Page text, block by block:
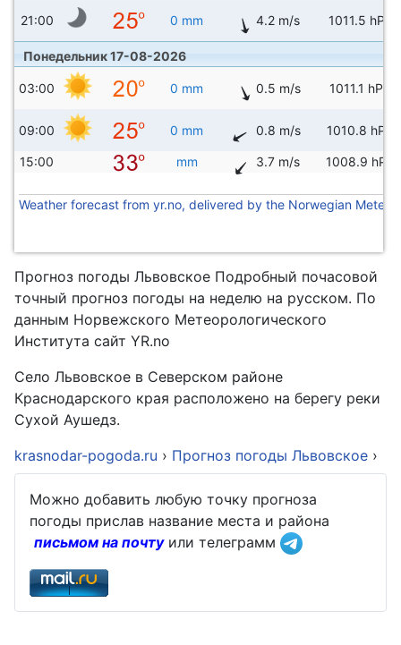
21:00 0 mm 4.2 m/s 1011.5 hPa
Понедельник 17-08-2026
03:00 0 mm 0.5 m/s 1011.1 hPa
09:00 0 mm 0.8 m/s 1010.8 hPa
15:00 mm 3.7 m/s 1008.9 hPa
Weather forecast from yr.no, delivered by the Norwegian
Прогноз погоды Львовское Подробный почасовой
точный прогноз погоды на неделю на русском. По
данным Норвежского Метеорологического
Института сайт YR.no
Село Львовское в Северском районе
Краснодарского края расположено на берегу реки
Сухой Аушедз.
krasnodar-pogoda.ru › Прогноз погоды Львовское ›
Можно добавить любую точку прогноза
погоды прислав название места и района
письмом на почтуили телеграмм